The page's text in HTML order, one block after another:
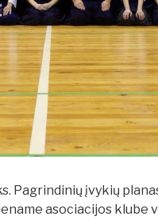
Pagrindinių įvykių
asociacijos klube